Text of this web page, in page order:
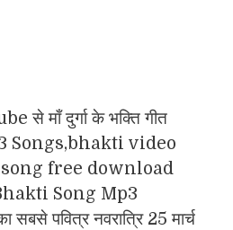
से माँ दुर्गा के भक्ति गीत
Songs,bhakti video
free download
Song Mp3
पवित्र नवरात्रि 25 मार्च